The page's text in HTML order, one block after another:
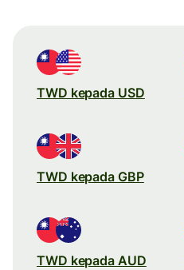
TWD kepada USD
TWD kepada GBP
TWD kepada AUD